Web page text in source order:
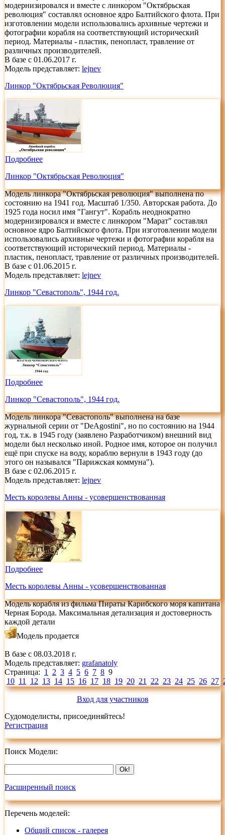
модернизировался и вместе с линкором "Октябрьская
революция" составлял основное ядро Балтийского флота. При
изготовлении модели использовались архивные чертежи и
фотографии корабля на соответствующий исторический
период. Материалы - пластик, пенопласт, травление от
различных производителей.
В базе с 01.06.2017 г.
Модель представляет: lejnev
Линкор "Октябрьская Революция"
Подробнее
Линкор "Октябрьская Революция"
Модель линкора "Октябрьская революция" выполнена по
состоянию на 1941 год. Масштаб 1/350. Авторская работа. До
1925 года носил имя "Гангут". Корабль неоднократно
модернизировался и вместе с линкором "Марат" составлял
основное ядро Балтийского флота. При изготовлении модели
использовались архивные чертежи и фотографии корабля на
соответствующий исторический период. Материалы -
пластик, пенопласт, травление от различных производителей.
В базе с 01.06.2015 г.
Модель представляет: lejnev
Линкор "Севастополь", 1944 год.
Подробнее
Линкор "Севастополь", 1944 год.
Модель линкора "Севастополь" выполнена на базе
журнальной серии от "DeAgostini", но по состоянию на 1944
год, т.к. в 1945 году (заявлено Разработчиком) внешний вид
модели был несколько иной. Родное имя, которое он получил
ещё при спуске на воду, кораблю вернули в 1943 году (до
этого он назывался "Парижская коммуна").
В базе с 02.06.2015 г.
Модель представляет: lejnev
Месть королевы Анны - усовершенствованная
Подробнее
Месть королевы Анны - усовершенствованная
Модель корабля из фильма Пираты Карибского моря капитана
Черная Борода. Максимальная детализация и достоверность
каждой детали
Модель продается
В базе с 08.03.2018 г.
Модель представляет: grafanatoly
Страница: 1 2 3 4 5 6 7 8 9
10 11 12 13 14 15 16 17 18 19 20 21 22 23 24 25 26 27
Вход для участников
Судомоделисты, присоединяйтесь!
Регистрация
Поиск Модели:
Расширенный поиск
Перечень моделей:
Общий список - галерея